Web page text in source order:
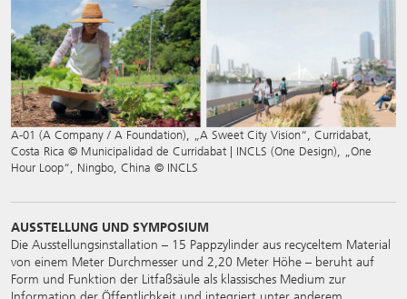
A-01 (A Company / A Foundation), „A Sweet City Vision“, Curridabat,
Costa Rica © Municipalidad de Curridabat | INCLS (One Design), „One
Hour Loop“, Ningbo, China © INCLS
AUSSTELLUNG UND SYMPOSIUM
Die Ausstellungsinstallation – 15 Pappzylinder aus recyceltem Material
von einem Meter Durchmesser und 2,20 Meter Höhe – beruht auf
Form und Funktion der Litfaßsäule als klassisches Medium zur